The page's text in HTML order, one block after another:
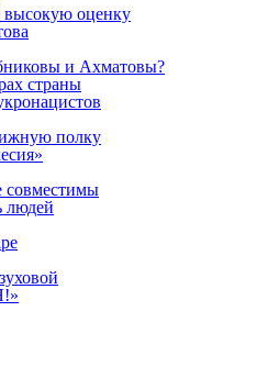
высокую оценку
и Ахматовы?
страны
полку
совместимы
людей